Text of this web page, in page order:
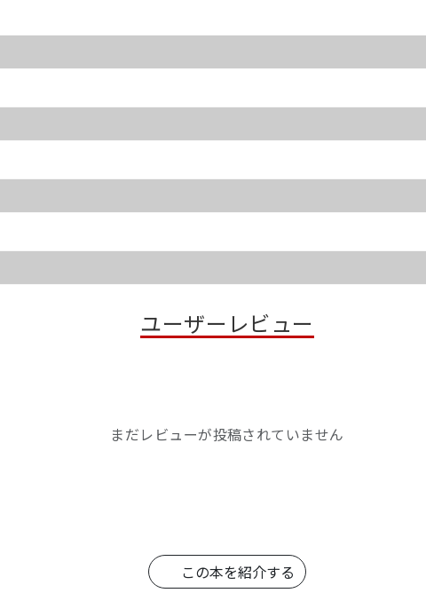
ユーザーレビュー
まだレビューが投稿されていません
この本を紹介する